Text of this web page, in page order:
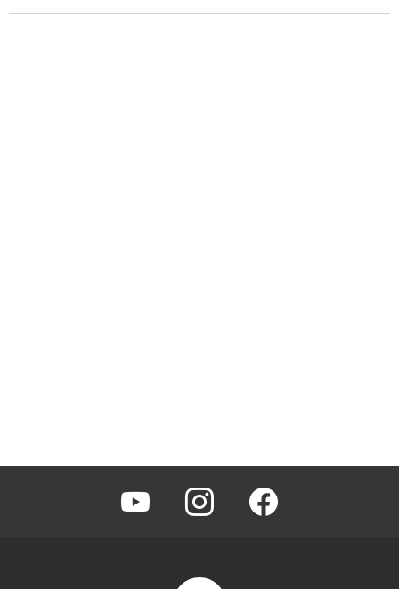
facebook
instagram